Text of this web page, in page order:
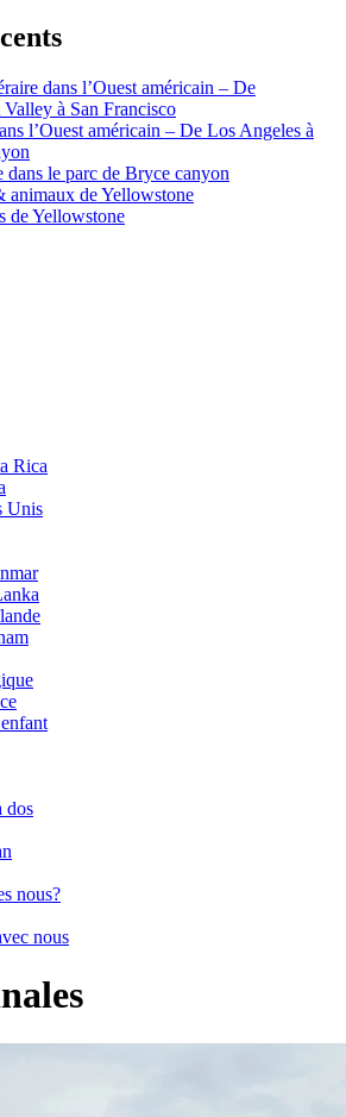
dans l’Ouest américain – De
à San Francisco
l’Ouest américain – De Los Angeles à
dans le parc de Bryce canyon
animaux de Yellowstone
de Yellowstone
Rica
Unis
dos
nous?
nous